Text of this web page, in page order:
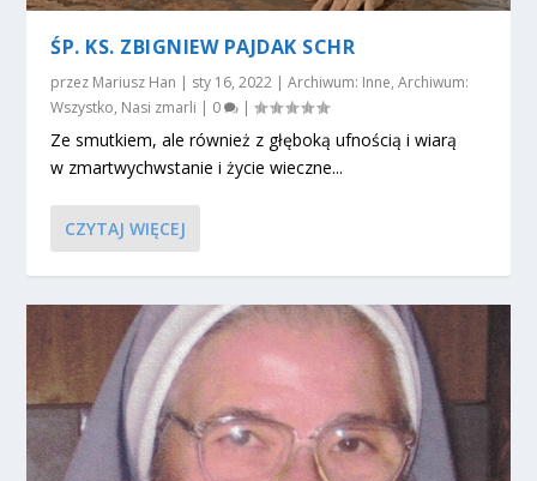
ŚP. KS. ZBIGNIEW PAJDAK SCHR
przez Mariusz Han | sty 16, 2022 |Archiwum: Inne,Archiwum:
Wszystko, Nasi zmarli | 0 |
Ze smutkiem, ale również z głęboką ufnością i wiarą
w zmartwychwstanie i życie wieczne...
CZYTAJ WIĘCEJ